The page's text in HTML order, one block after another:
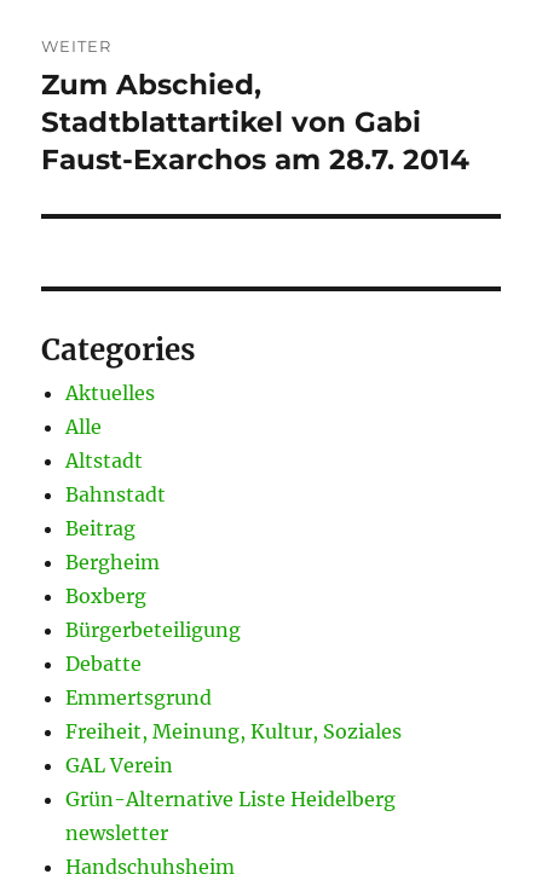
WEITER
Nächster
Beitrag:
Zum Abschied,
Stadtblattartikel von Gabi
Faust-Exarchos am 28.7. 2014
Categories
Aktuelles
Alle
Altstadt
Bahnstadt
Beitrag
Bergheim
Boxberg
Bürgerbeteiligung
Debatte
Emmertsgrund
Freiheit, Meinung, Kultur, Soziales
GAL Verein
Grün-Alternative Liste Heidelberg
newsletter
Handschuhsheim